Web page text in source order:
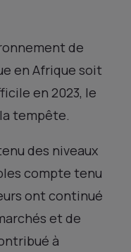
de
en Afrique soit
en 2023, le
tempête.
des niveaux
compte tenu
ont continué
et de
à